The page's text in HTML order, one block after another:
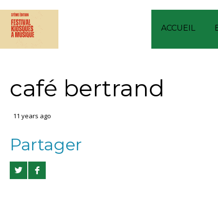
ACCUEIL
café bertrand
11 years ago
Partager